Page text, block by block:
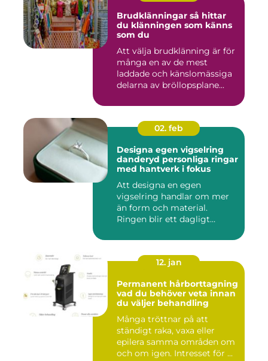
Brudklänningar så hittar
du klänningen som känns
som du
Att välja brudklänning är för
många en av de mest
laddade och känslomässiga
delarna av bröllopsplane...
02. feb
Designa egen vigselring
danderyd personliga ringar
med hantverk i fokus
Att designa en egen
vigselring handlar om mer
än form och material.
Ringen blir ett dagligt
12. jan
Permanent hårborttagning
vad du behöver veta innan
du väljer behandling
Många tröttnar på att
ständigt raka, vaxa eller
epilera samma områden om
och om igen. Intresset för ...